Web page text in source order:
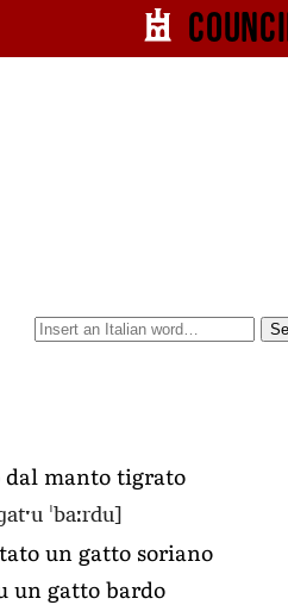
dal manto tigrato
ˈbaːrdu]
un gatto soriano
un gatto bardo